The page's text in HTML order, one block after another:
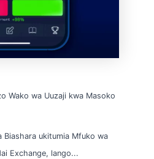
Wako wa Uuzaji kwa Masoko
Biashara ukitumia Mfuko wa
Exchange, lango...